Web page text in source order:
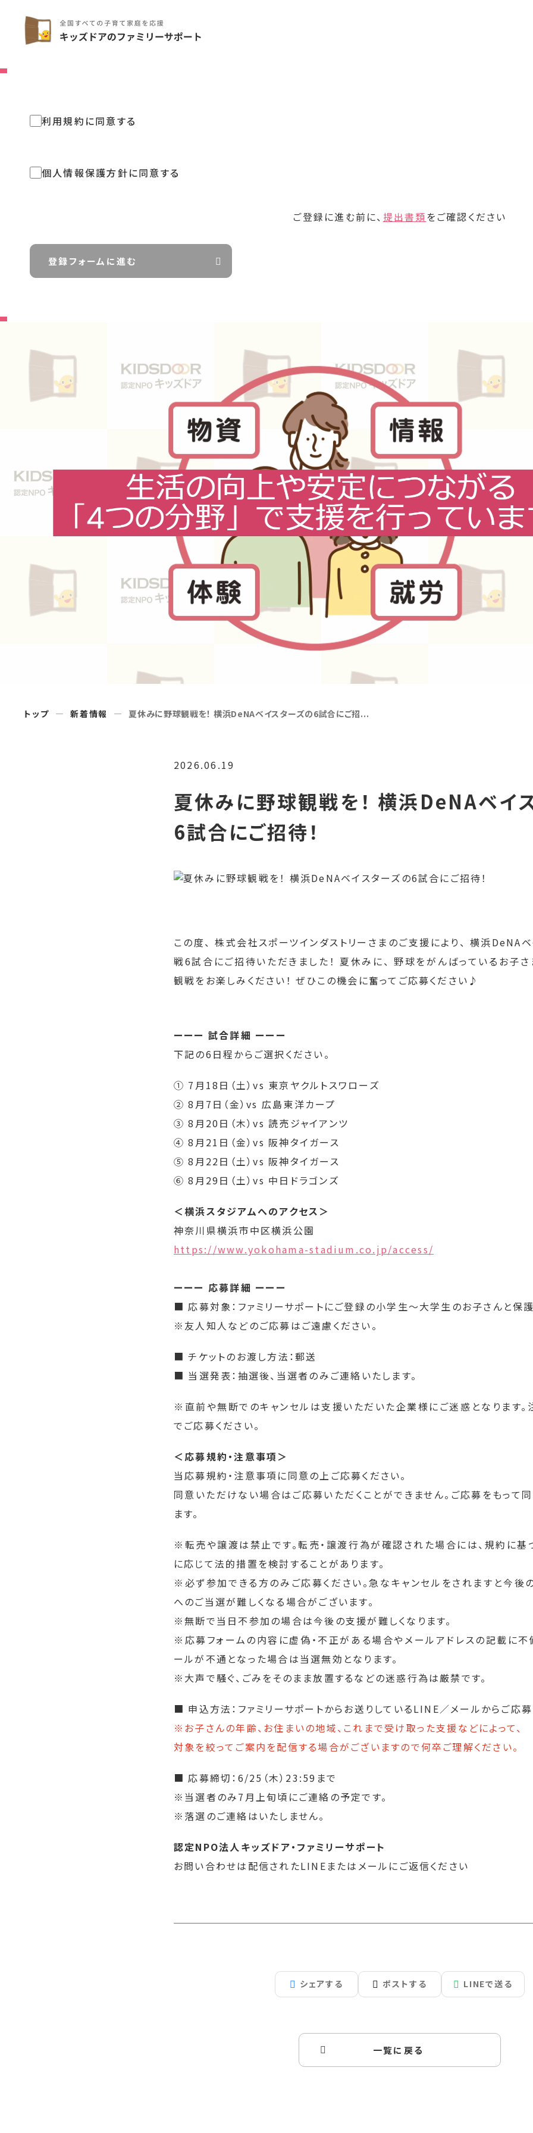
利用規約に同意する
個人情報保護方針に同意する
ご登録に進む前に、 提出書類をご確認ください
登録フォームに進む
トップ 新着情報 夏休みに野球観戦を！ 横浜DeNAベイスターズの6試合にご招...
2026.06.19
夏休みに野球観戦を！ 横浜DeNAベイ
6試合にご招待！
この度、 株式会社スポーツインダストリーさまのご支援により、 横浜DeNA
戦6試合にご招待いただきました！ 夏休みに、 野球をがんばっているお子
観戦をお楽しみください！ ぜひこの機会に奮ってご応募ください♪
ーーー 試合詳細 ーーー
下記の6日程からご選択ください。
① 7月18日（土）vs 東京ヤクルトスワローズ
② 8月7日（金）vs 広島東洋カープ
③ 8月20日（木）vs 読売ジャイアンツ
④ 8月21日（金）vs 阪神タイガース
⑤ 8月22日（土）vs 阪神タイガース
⑥ 8月29日（土）vs 中日ドラゴンズ
＜横浜スタジアムへのアクセス＞
神奈川県横浜市中区横浜公園
https://www.yokohama-stadium.co.jp/access/
ーーー 応募詳細 ーーー
■ 応募対象：ファミリーサポートにご登録の小学生～大学生のお子さんと保
※友人知人などのご応募はご遠慮ください。
■ チケットのお渡し方法：郵送
■ 当選発表：抽選後、当選者のみご連絡いたします。
※直前や無断でのキャンセルは支援いただいた企業様にご迷惑となります
でご応募ください。
＜応募規約・注意事項＞
当応募規約・注意事項に同意の上ご応募ください。
同意いただけない場合はご応募いただくことができません。ご応募をもって
ます。
※転売や譲渡は禁止です。転売・譲渡行為が確認された場合には、規約に基
に応じて法的措置を検討することがあります。
※必ず参加できる方のみご応募ください。急なキャンセルをされますと今後
へのご当選が難しくなる場合がございます。
※無断で当日不参加の場合は今後の支援が難しくなります。
※応募フォームの内容に虚偽・不正がある場合やメールアドレスの記載に
ールが不通となった場合は当選無効となります。
※大声で騒ぐ、ごみをそのまま放置するなどの迷惑行為は厳禁です。
■ 申込方法：ファミリーサポートからお送りしているLINE／メールからご応募
※お子さんの年齢、お住まいの地域、これまで受け取った支援などによって、
対象を絞ってご案内を配信する場合がございますので何卒ご理解ください。
■ 応募締切：6/25（木）23:59まで
※当選者のみ7月上旬頃にご連絡の予定です。
※落選のご連絡はいたしません。
認定NPO法人キッズドア・ファミリーサポート
お問い合わせは配信されたLINEまたはメールにご返信ください
シェアする ポストする LINEで送る
一覧に戻る